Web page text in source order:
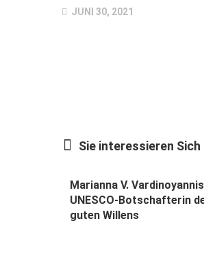
JUNI 30, 2021
Sie interessieren
Marianna V.
UNESCO-Botschafterin
guten Willens